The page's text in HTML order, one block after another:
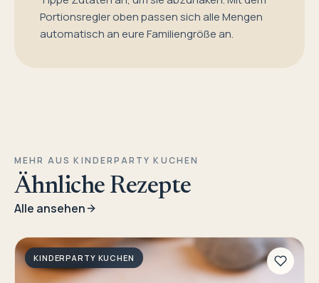
Portionsregler oben passen sich alle Mengen
automatisch an eure Familiengröße an.
MEHR AUS KINDERPARTY KUCHEN
Ähnliche Rezepte
Alle ansehen
KINDERPARTY KUCHEN